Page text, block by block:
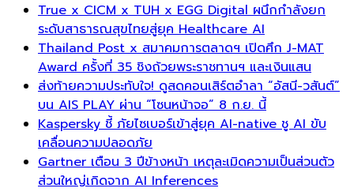
True x CICM x TUH x EGG Digital ผนึกกำลังยก
ระดับสาธารณสุขไทยสู่ยุค Healthcare AI
Thailand Post x สมาคมการตลาดฯ เปิดศึก J-MAT
Award ครั้งที่ 35 ชิงถ้วยพระราชทานฯ และเงินแสน
ส่งท้ายความประทับใจ! ดูสดคอนเสิร์ตอำลา “อัสนี-วสันต์”
บน AIS PLAY ผ่าน “โซนหน้าจอ” 8 ก.ย. นี้
Kaspersky ชี้ ภัยไซเบอร์เข้าสู่ยุค AI-native ชู AI ขับ
เคลื่อนความปลอดภัย
Gartner เตือน 3 ปีข้างหน้า เหตุละเมิดความเป็นส่วนตัว
ส่วนใหญ่เกิดจาก AI Inferences